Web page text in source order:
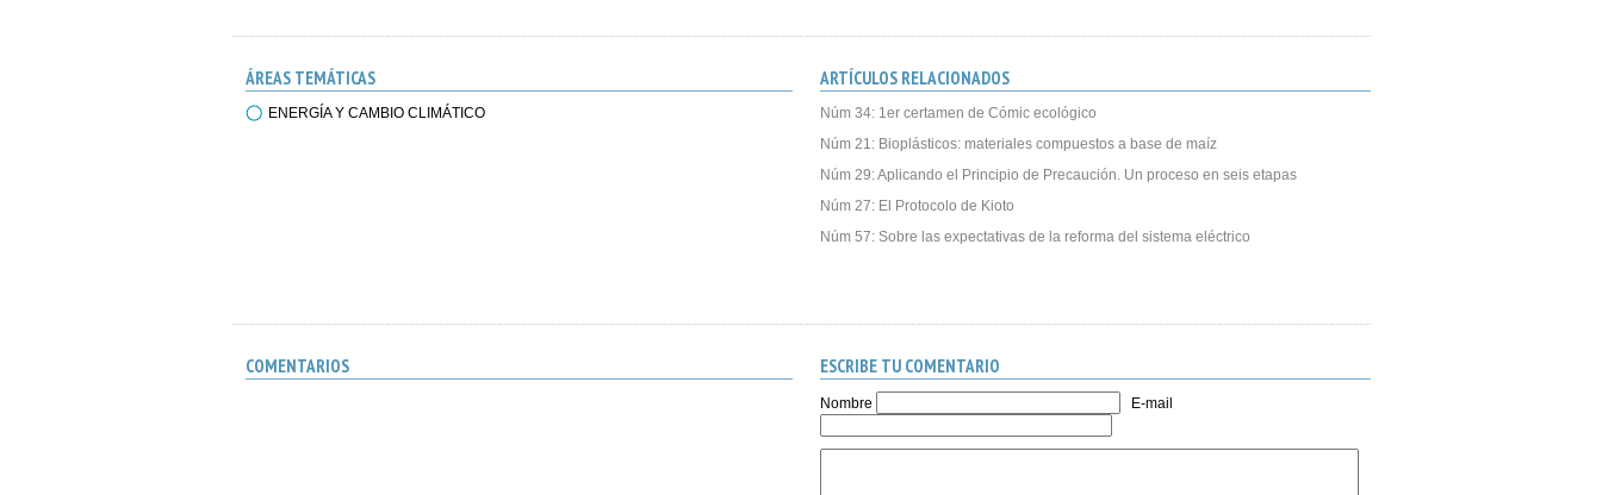
ÁREAS TEMÁTICAS
ENERGÍA Y CAMBIO CLIMÁTICO
ARTÍCULOS RELACIONADOS
Núm 34: 1er certamen de Cómic ecológico
Núm 21: Bioplásticos: materiales compuestos a base de maíz
Núm 29: Aplicando el Principio de Precaución. Un proceso en seis etapas
Núm 27: El Protocolo de Kioto
Núm 57: Sobre las expectativas de la reforma del sistema eléctrico
COMENTARIOS ESCRIBE TU COMENTARIO
Nombre E-mail